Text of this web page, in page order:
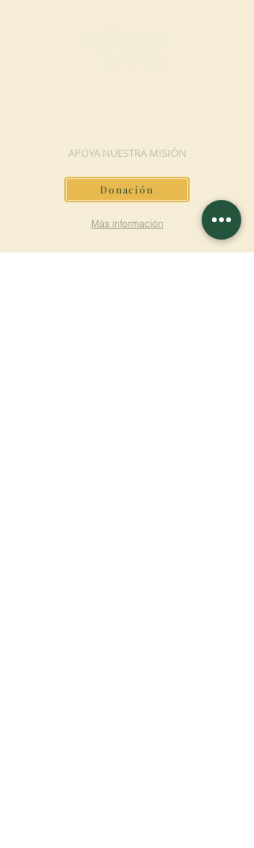
APOYA NUESTRA MISIÓN
Donación
Más información